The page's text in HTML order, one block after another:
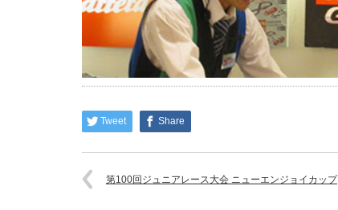
Tweet Share
第100回ジュニアレース大会 ニューエンジョイカップ